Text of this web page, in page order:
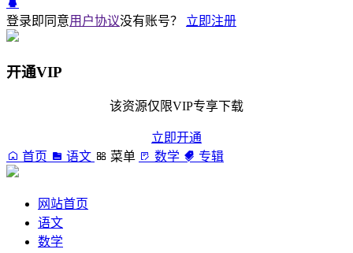
登录即同意用户协议没有账号？ 立即注册
开通VIP
该资源仅限VIP专享下载
立即开通
首页
语文 菜单 数学 专辑
网站首页
语文
数学